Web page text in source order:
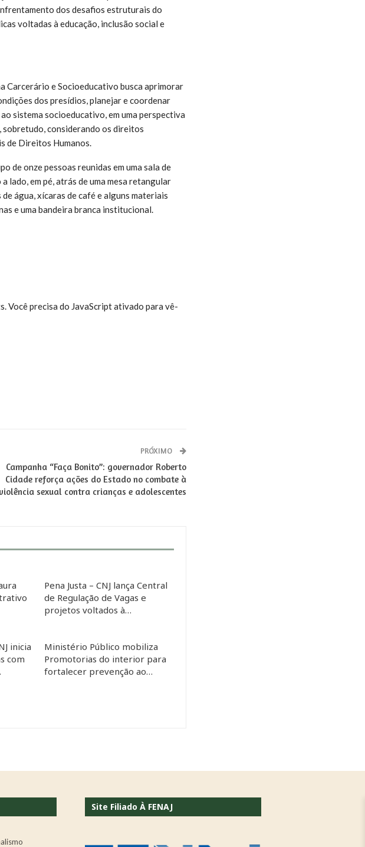
dos desafios estruturais do
voltadas à educação, inclusão social e
Carcerário e Socioeducativo busca aprimorar
dos presídios, planejar e coordenar
sistema socioeducativo, em uma perspectiva
considerando os direitos
de Direitos Humanos.
de onze pessoas reunidas em uma sala de
em pé, atrás de uma mesa retangular
água, xícaras de café e alguns materiais
e uma bandeira branca institucional.
Você precisa do JavaScript ativado para vê-
PRÓXIMO
Campanha “Faça Bonito”: governador Roberto
Cidade reforça ações do Estado no combate à
violência sexual contra crianças e adolescentes
Pena Justa – CNJ lança Central
de Regulação de Vagas e
projetos voltados à…
inicia
com
Ministério Público mobiliza
Promotorias do interior para
fortalecer prevenção ao…
Site Filiado À FENAJ